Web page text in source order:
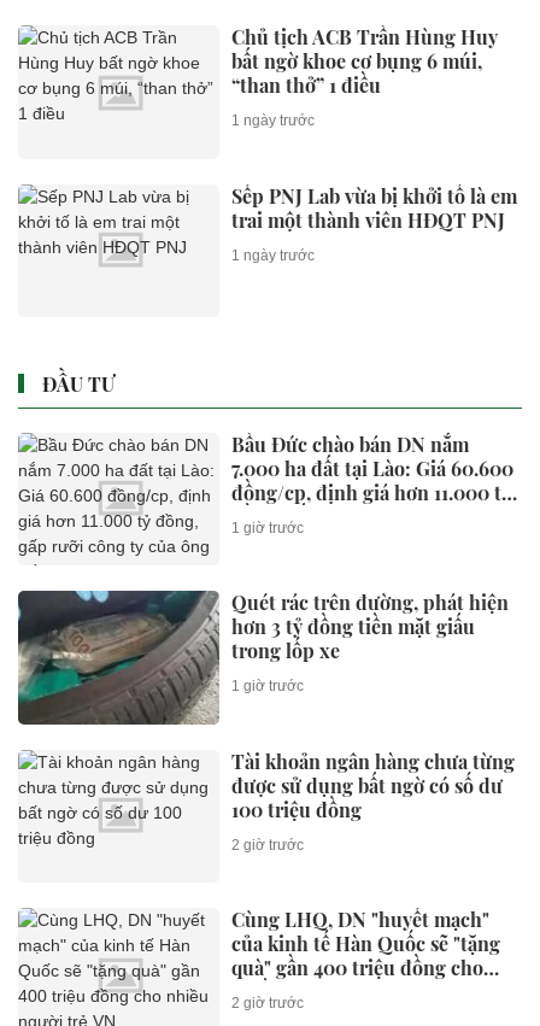
Chủ tịch ACB Trần Hùng Huy
bất ngờ khoe cơ bụng 6 múi,
“than thở” 1 điều
1 ngày trước
Sếp PNJ Lab vừa bị khởi tố là em
trai một thành viên HĐQT PNJ
1 ngày trước
ĐẦU TƯ
Bầu Đức chào bán DN nắm
7.000 ha đất tại Lào: Giá 60.600
đồng/cp, định giá hơn 11.000 tỷ
đồng, gấp rưỡi công ty của ông
Trần Bá Dương
1 giờ trước
Quét rác trên đường, phát hiện
hơn 3 tỷ đồng tiền mặt giấu
trong lốp xe
1 giờ trước
Tài khoản ngân hàng chưa từng
được sử dụng bất ngờ có số dư
100 triệu đồng
2 giờ trước
Cùng LHQ, DN "huyết mạch"
của kinh tế Hàn Quốc sẽ "tặng
quà" gần 400 triệu đồng cho
nhiều người trẻ VN
2 giờ trước